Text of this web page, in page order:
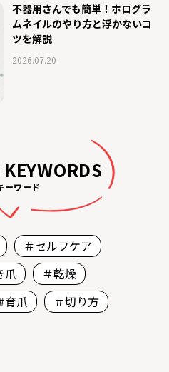
不器用さんでも簡単！ホログラ
ムネイルのやり方と浮かないコ
ツを解説
2026.07.20
ーワード
＃セルフケア
爪
＃乾燥
育爪
＃切り方